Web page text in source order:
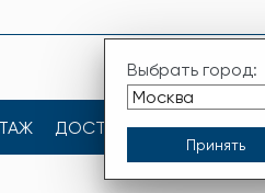
Выбрать город:
ДОСТАВКА КОНТАКТЫ